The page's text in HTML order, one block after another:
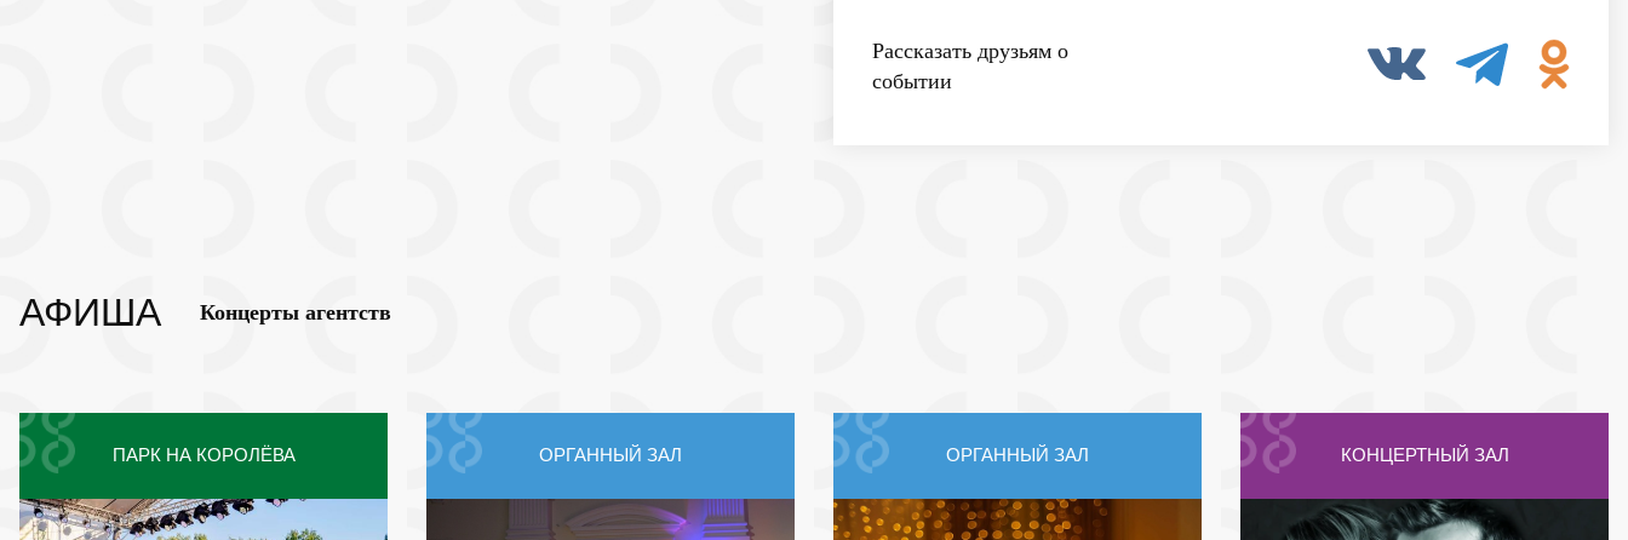
Рассказать друзьям о
событии
АФИША Концерты агентств
ПАРК НА КОРОЛЁВА ОРГАННЫЙ ЗАЛ ОРГАННЫЙ ЗАЛ КОНЦЕРТНЫЙ ЗАЛ